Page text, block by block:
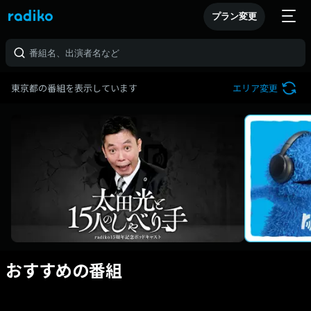
プラン変更
東京都の番組を表示しています エリア変更
おすすめの番組